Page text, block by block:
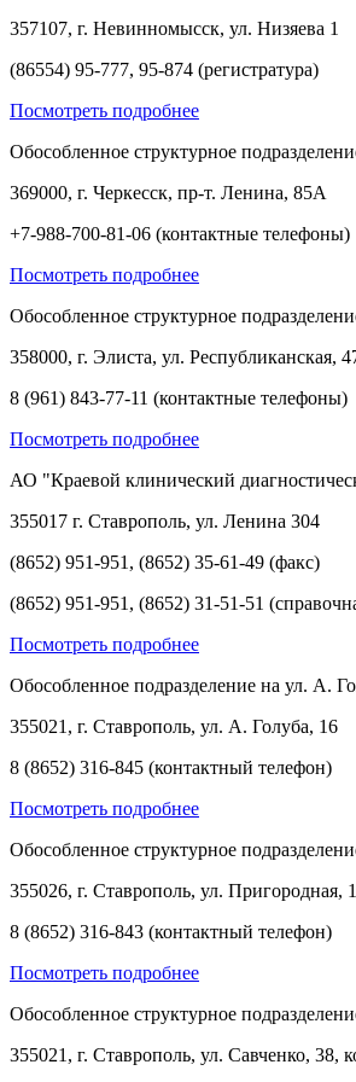
357107, г. Невинномысск, ул. Низяева 1
(86554) 95-777, 95-874 (регистратура)
Посмотреть подробнее
Обособленное структурное
369000, г. Черкесск, пр-т. Ленина, 85А
+7-988-700-81-06 (контактные телефоны)
Посмотреть подробнее
Обособленное структурное
358000, г. Элиста, ул. Республиканская,
8 (961) 843-77-11 (контактные телефоны)
Посмотреть подробнее
АО "Краевой клинический
355017 г. Ставрополь, ул. Ленина 304
(8652) 951-951, (8652) 35-61-49 (факс)
(8652) 951-951, (8652) 31-51-51
Посмотреть подробнее
Обособленное подразделение на ул. А.
355021, г. Ставрополь, ул. А. Голуба, 16
8 (8652) 316-845 (контактный телефон)
Посмотреть подробнее
Обособленное структурное
355026, г. Ставрополь, ул. Пригородная,
8 (8652) 316-843 (контактный телефон)
Посмотреть подробнее
Обособленное структурное
355021, г. Ставрополь, ул. Савченко, 38,